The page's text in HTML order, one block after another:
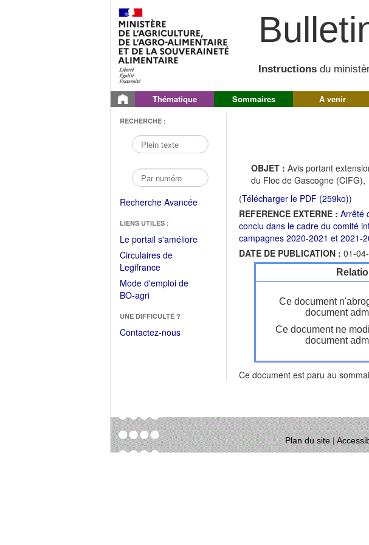
Instructions du
Thématique Sommaires A venir
RECHERCHE :
Recherche Avancée
LIENS UTILES :
Le portail s'améliore(Fichier
Circulaires de
Legifrance(Ouvrir
dans
une
fenêtre)
Mode d'emploi de
BO-agri(Ouvrir
une
nouvelle
UNE DIFFICULTÉ ?
Contactez-nous
OBJET : Avis portant
du Floc de Gascogne (CIFG),
(Télécharger le PDF (259ko))
REFERENCE EXTERNE : Arrêté
conclu dans le cadre du comité
campagnes 2020-2021 et 2021-
DATE DE PUBLICATION : 01-
Ce document
document
Ce document ne
document
Ce document est paru au
Plan du site|